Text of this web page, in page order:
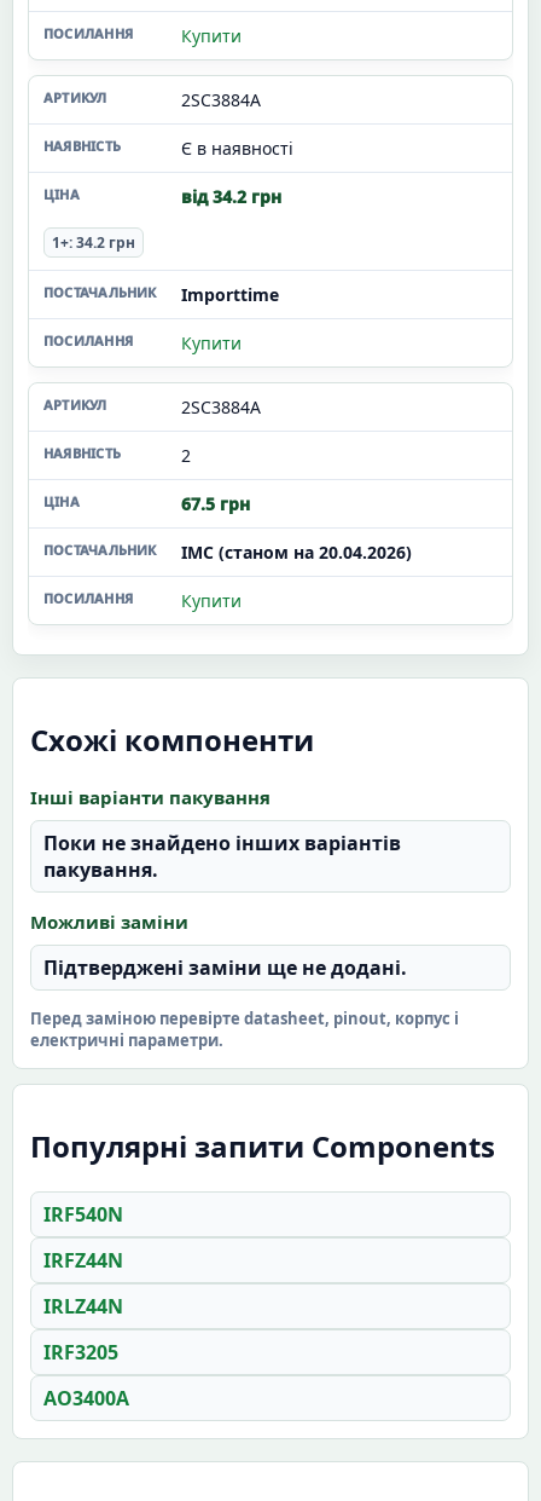
Купити
2SC3884A
Є в наявності
від 34.2 грн
1+: 34.2 грн
Importtime
Купити
2SC3884A
2
67.5 грн
ІМС (станом на 20.04.2026)
Купити
Схожі компоненти
Інші варіанти пакування
Поки не знайдено інших варіантів
пакування.
Можливі заміни
Підтверджені заміни ще не додані.
Перед заміною перевірте datasheet, pinout, корпус і
електричні параметри.
Популярні запити Components
IRF540N
IRFZ44N
IRLZ44N
IRF3205
AO3400A